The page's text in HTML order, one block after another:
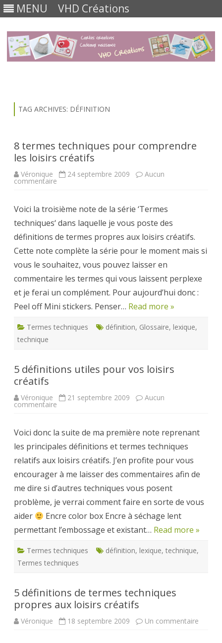
MENU VHD Créations
TAG ARCHIVES: DÉFINITION
8 termes techniques pour comprendre
les loisirs créatifs
Véronique 24 septembre 2009 Aucun
commentaire sur
pour
les
créatifs
Voici la troisième note de la série ‘Termes
techniques‘ dans laquelle je vous poste des
définitions de termes propres aux loisirs créatifs.
Cette note complète la série pour le moment mais si
vous le souhaitez, vous pouvez laisser en
commentaire les termes qui vous laissent perplexe
et je ferai un complément. Pour aujourd’hui donc :
Peel off Mini stickers. Penser… Read more »
Termes techniques définition, Glossaire, lexique,
technique
5 définitions utiles pour vos loisirs
créatifs
Véronique 21 septembre 2009 Aucun
commentaire sur
pour
loisirs
Voici donc la suite de ma première note reprenant
les principales définitions et termes techniques
relatifs aux loisirs créatifs. J’en profite pour vous
encourager à me laisser des commentaires afin de
me dire si d’autres techniques vous posent
problème, je verrai comment faire en sorte de vous
aider
Encre color box Encre à séchage lent
permettant l’embossage et existant… Read more »
Termes techniques définition, lexique, technique,
Termes techniques
5 définitions de termes techniques
propres aux loisirs créatifs
Véronique 18 septembre 2009 Un commentaire